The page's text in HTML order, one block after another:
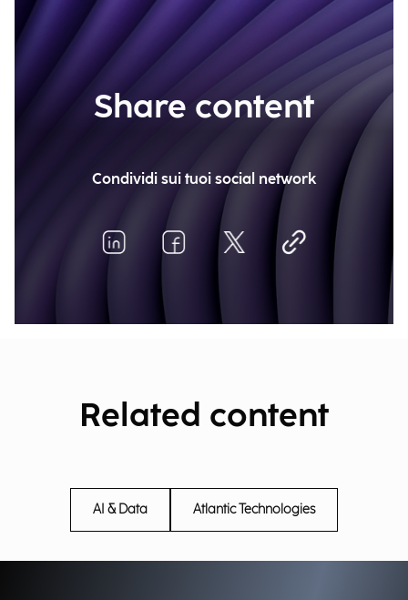
Share content
Condividi sui tuoi social network
Related content
AI & Data Atlantic Technologies